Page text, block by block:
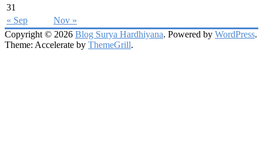
« Sep Nov »
31
Copyright © 2026 Blog Surya Hardhiyana. Powered by WordPress.
Theme: Accelerate by ThemeGrill.